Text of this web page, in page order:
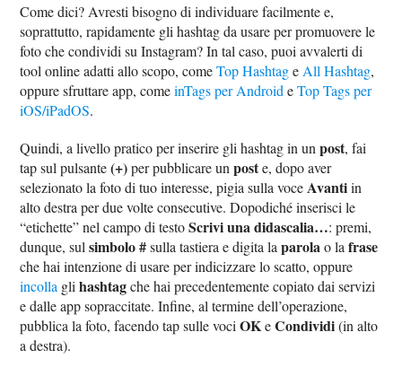
Come dici? Avresti bisogno di individuare facilmente e,
soprattutto, rapidamente gli hashtag da usare per promuovere le
foto che condividi su Instagram? In tal caso, puoi avvalerti di
tool online adatti allo scopo, comeTop Hashtage All Hashtag,
oppure sfruttare app, comeinTags per Android eTop Tags per
iOS/iPadOS.
Quindi, a livello pratico per inserire gli hashtag in unpost, fai
tap sul pulsante(+)per pubblicare unposte, dopo aver
selezionato la foto di tuo interesse, pigia sulla voce Avantiin
alto destra per due volte consecutive. Dopodiché inserisci le
“etichette” nel campo di testoScrivi una didascalia…: premi,
dunque, sulsimbolo #sulla tastiera e digita laparolao lafrase
che hai intenzione di usare per indicizzare lo scatto, oppure
incolla glihashtagche hai precedentemente copiato dai servizi
e dalle app sopraccitate. Infine, al termine dell’operazione,
pubblica la foto, facendo tap sulle vociOKeCondividi(in alto
a destra).